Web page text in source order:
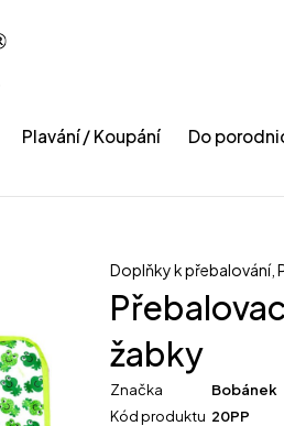
Plavání / Koupání Do
Doplňky k přebalování,
žabky
Značka
Bobánek
Kód produktu 20PP